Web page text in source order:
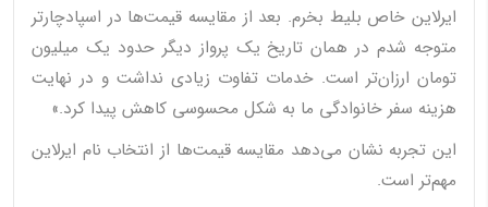
ایرلاین خاص بلیط بخرم. بعد از مقایسه قیمت‌ها در اسپادچارتر
متوجه شدم در همان تاریخ یک پرواز دیگر حدود یک میلیون
تومان ارزان‌تر است. خدمات تفاوت زیادی نداشت و در نهایت
هزینه سفر خانوادگی ما به شکل محسوسی کاهش پیدا کرد.»
این تجربه نشان می‌دهد مقایسه قیمت‌ها از انتخاب نام ایرلاین
مهم‌تر است.